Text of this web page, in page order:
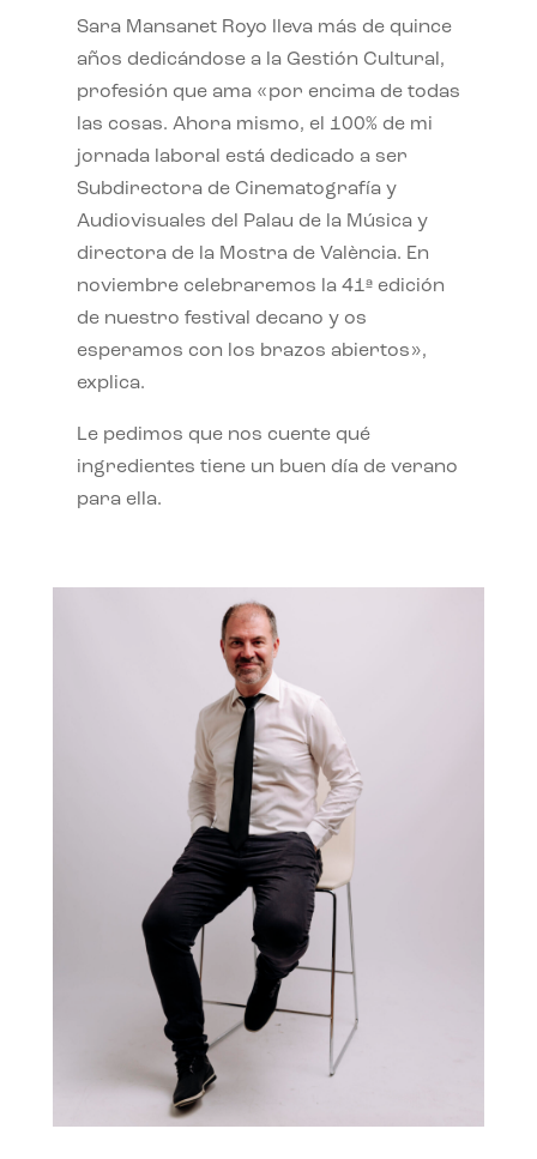
Sara Mansanet Royo lleva más de quince
años dedicándose a la Gestión Cultural,
profesión que ama «por encima de todas
las cosas. Ahora mismo, el 100% de mi
jornada laboral está dedicado a ser
Subdirectora de Cinematografía y
Audiovisuales del Palau de la Música y
directora de la Mostra de València. En
noviembre celebraremos la 41ª edición
de nuestro festival decano y os
esperamos con los brazos abiertos»,
explica.
Le pedimos que nos cuente qué
ingredientes tiene un buen día de verano
para ella.